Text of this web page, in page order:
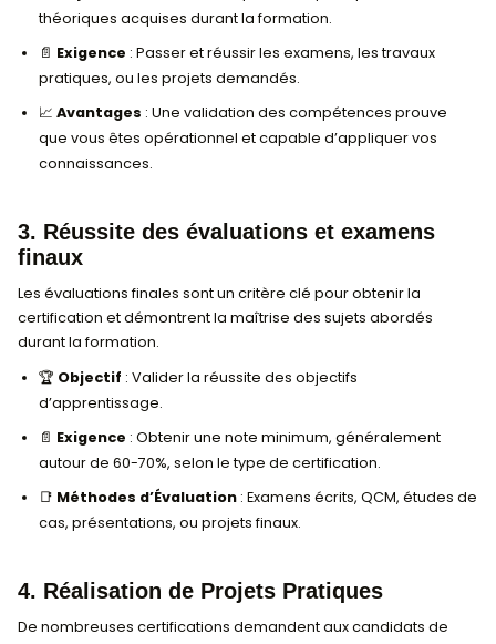
jour avec le contenu et d’améliorer votre
compétences enseignées.
2. Validation des compétences
🔍Objectif
théoriques acquises durant la formation.
📄Exigence: Passer et réussir les examens, les
📈Avantages
que vous êtes opérationnel et capable
connaissances.
finaux
Les évaluations finales sont un critère clé pour